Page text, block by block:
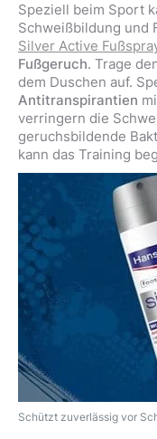
Schützt zuverlässig vor
Speziell beim Sport
Schweißbildung und
Silver Active
Fußgeruch. Trage
dem Duschen auf.
Antitranspirantien
verringern die
geruchsbildende
kann das Training